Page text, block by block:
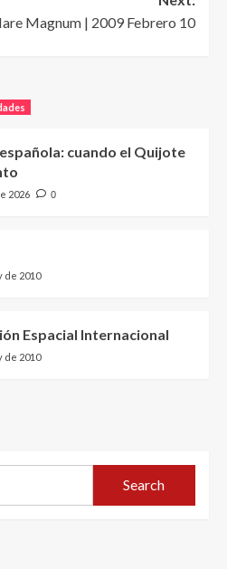
Magnum | 2009 Febrero 10
cuando el Quijote
2026 0
de 2010
Espacial Internacional
de 2010
Search